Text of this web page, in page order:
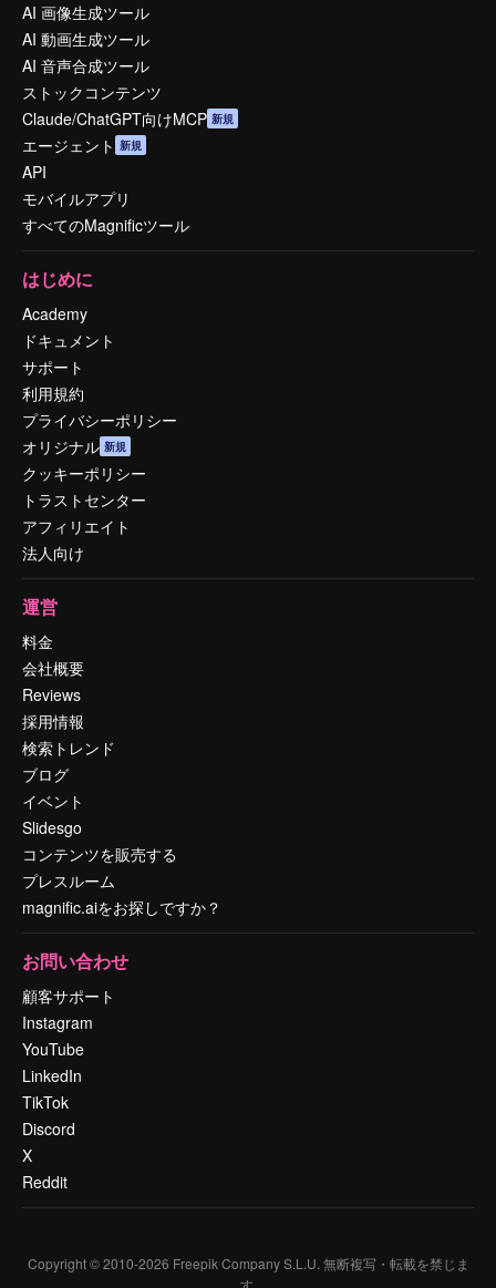
AI 画像生成ツール
AI 動画生成ツール
AI 音声合成ツール
ストックコンテンツ
Claude/ChatGPT向けMCP 新規
エージェント 新規
API
モバイルアプリ
すべてのMagnificツール
はじめに
Academy
ドキュメント
サポート
利用規約
プライバシーポリシー
オリジナル 新規
クッキーポリシー
トラストセンター
アフィリエイト
法人向け
運営
料金
会社概要
Reviews
採用情報
検索トレンド
ブログ
イベント
Slidesgo
コンテンツを販売する
プレスルーム
magnific.aiをお探しですか？
お問い合わせ
顧客サポート
Instagram
YouTube
LinkedIn
TikTok
Discord
X
Reddit
Copyright © 2010-2026 Freepik Company S.L.U. 無断複写・転載を禁じま